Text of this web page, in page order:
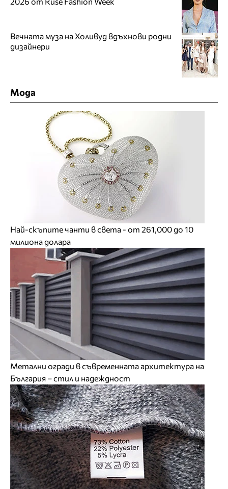
Вечната муза на Холивуд вдъхнови родни
дизайнери
Мода
Най-скъпите чанти в света - от 261,000 до 10
милиона долара
Метални огради в съвременната архитектура на
България – стил и надеждност